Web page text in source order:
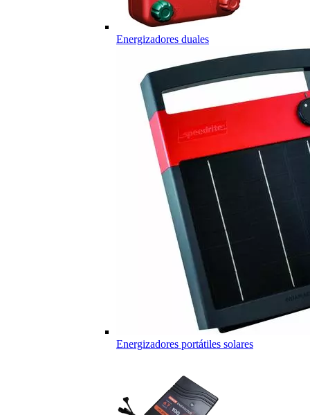
Energizadores duales
Energizadores portátiles solares